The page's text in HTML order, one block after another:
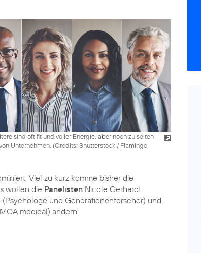
sind oft fit und voller Energie, aber noch zu selten
Unternehmen. (Credits: Shutterstock / Flamingo
Viel zu kurz komme bisher die
wollen die Panelisten Nicole Gerhardt
(Psychologe und Generationenforscher) und
medical) ändern.